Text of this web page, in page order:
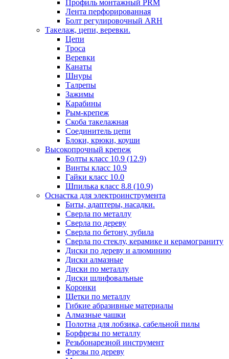
Профиль монтажный PRM
Лента перфорированная
Болт регулировочный ARH
Такелаж, цепи, веревки.
Цепи
Троса
Веревки
Канаты
Шнуры
Талрепы
Зажимы
Карабины
Рым-крепеж
Скоба такелажная
Соединитель цепи
Блоки, крюки, коуши
Высокопрочный крепеж
Болты класс 10.9 (12.9)
Винты класс 10.9
Гайки класс 10.0
Шпилька класс 8.8 (10.9)
Оснастка для электроинструмента
Биты, адаптеры, насадки.
Сверла по металлу
Сверла по дереву
Сверла по бетону, зубила
Сверла по стеклу, керамике и керамограниту
Диски по дереву и алюминию
Диски алмазные
Диски по металлу
Диски шлифовальные
Коронки
Щетки по металлу
Гибкие абразивные материалы
Алмазные чашки
Полотна для лобзика, сабельной пилы
Борфрезы по металлу
Резьбонарезной инструмент
Фрезы по дереву